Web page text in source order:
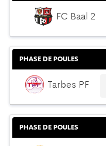
FC Baal 2
PHASE DE POULES
Tarbes PF
PHASE DE POULES